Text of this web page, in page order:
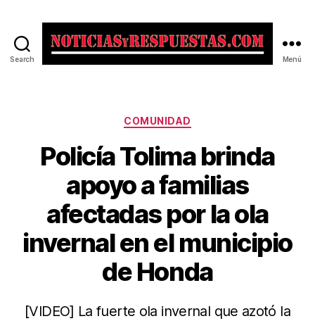
Search Menú
Categorías
COMUNIDAD
Policía Tolima brinda
apoyo a familias
afectadas por la ola
invernal en el municipio
de Honda
[VIDEO] La fuerte ola invernal que azotó la